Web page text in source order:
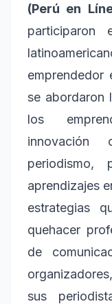
(Perú en
emprendedor
se abordaron
los
periodismo,
aprendizajes
estrategias
quehacer
de
sus